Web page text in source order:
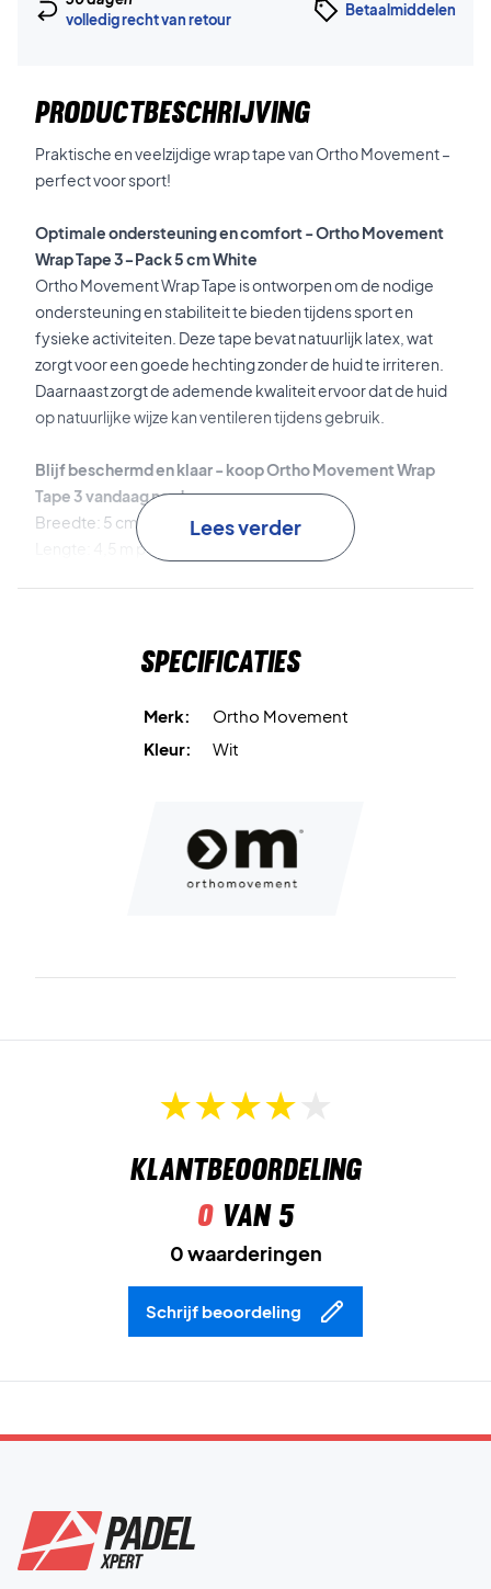
volledig recht van retour
Betaalmiddelen
PRODUCTBESCHRIJVING
Praktische en veelzijdige wrap tape van Ortho Movement –
perfect voor sport!
Optimale ondersteuning en comfort - Ortho Movement
Wrap Tape 3-Pack 5 cm White
Ortho Movement Wrap Tape is ontworpen om de nodige
ondersteuning en stabiliteit te bieden tijdens sport en
fysieke activiteiten. Deze tape bevat natuurlijk latex, wat
zorgt voor een goede hechting zonder de huid te irriteren.
Daarnaast zorgt de ademende kwaliteit ervoor dat de huid
op natuurlijke wijze kan ventileren tijdens gebruik.
Blijf beschermd en klaar - koop Ortho Movement Wrap
Tape 3 vandaag nog!
Breedte: 5 cm per rol.
Lengte: 4,5 m per rol.
Lees verder
Specificaties
Merk:
Ortho Movement
Kleur:
Wit
Klantbeoordeling
0van 5
0 waarderingen
Schrijf beoordeling